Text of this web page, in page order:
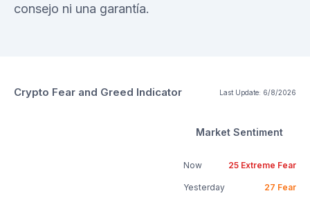
consejo ni una garantía.
Crypto Fear and Greed Indicator Last Update: 6/8/2026
Market Sentiment
Now 25 Extreme Fear
Yesterday 27 Fear